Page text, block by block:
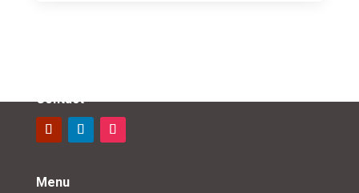
Contact
Menu